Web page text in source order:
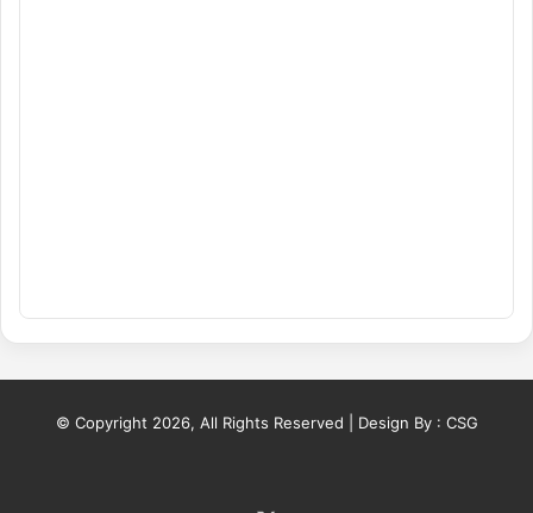
© Copyright 2026, All Rights Reserved | Design By : CSG